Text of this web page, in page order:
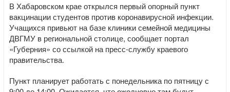
В Хабаровском крае открылся первый опорный пункт
вакцинации студентов против коронавирусной инфекции.
Учащихся привьют на базе клиники семейной медицины
ДВГМУ в региональной столице, сообщает портал
«Губерния» со ссылкой на пресс-службу краевого
правительства.
Пункт планирует работать с понедельника по пятницу с